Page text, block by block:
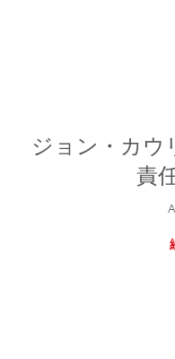
ジョン・カウ
責